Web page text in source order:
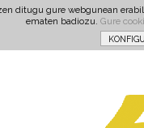
ditugu gure webgunean
ematen badiozu. Gure